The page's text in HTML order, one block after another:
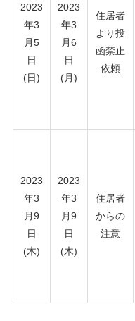
2023
年3
月5
日
(日)
2023
年3
月6
日
(月)
住居者
より投
函禁止
依頼
2023
年3
月9
日
(木)
2023
年3
月9
日
(木)
住居者
からの
注意